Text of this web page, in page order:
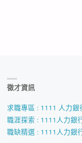
徵才資訊
求職專區 : 1111 人力
職涯探索 : 1111人力銀
職缺精選 : 1111人力銀